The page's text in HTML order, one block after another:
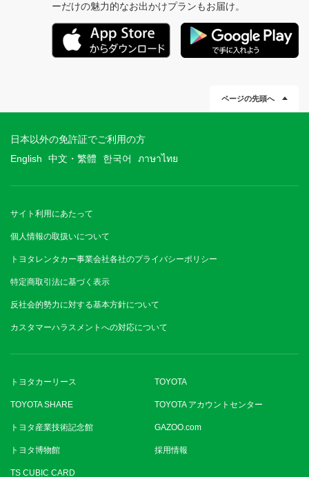
ーだけの魅力的なお出かけプランもお届け。
ページの先頭へ
日本以外の免許証でご利用の方
English
中文・繁體 한국어 ภาษาไทย
サイト利用にあたって
個人情報の取扱いについて
トヨタレンタカー事業会社各社のプライバシーポリシー
特定商取引法に基づく表示
反社会的勢力に対する基本方針について
カスタマーハラスメントへの対応について
トヨタカーリース TOYOTA
TOYOTA SHARE TOYOTA アカウントセンター
トヨタ産業技術記念館 GAZOO.com
トヨタ博物館 採用情報
TS CUBIC CARD